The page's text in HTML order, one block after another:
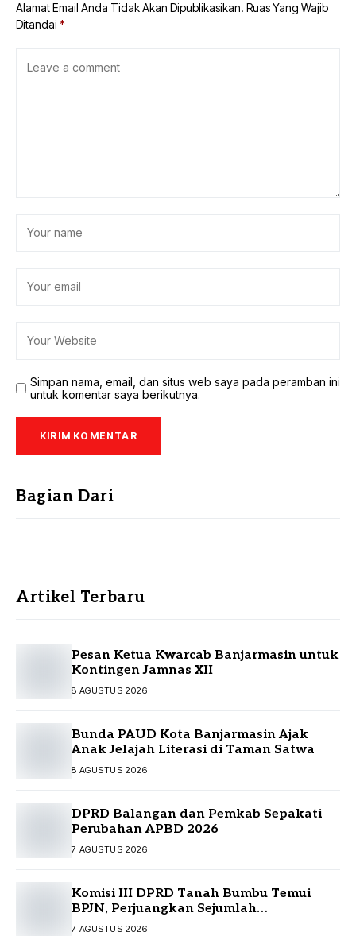
Alamat Email Anda Tidak Akan Dipublikasikan. Ruas Yang Wajib
Ditandai *
Simpan nama, email, dan situs web saya pada peramban ini
untuk komentar saya berikutnya.
Bagian Dari
Artikel Terbaru
Pesan Ketua Kwarcab Banjarmasin untuk
Kontingen Jamnas XII
8 AGUSTUS 2026
Bunda PAUD Kota Banjarmasin Ajak
Anak Jelajah Literasi di Taman Satwa
8 AGUSTUS 2026
DPRD Balangan dan Pemkab Sepakati
Perubahan APBD 2026
7 AGUSTUS 2026
Komisi III DPRD Tanah Bumbu Temui
BPJN, Perjuangkan Sejumlah
Infrastruktur Strategis
7 AGUSTUS 2026